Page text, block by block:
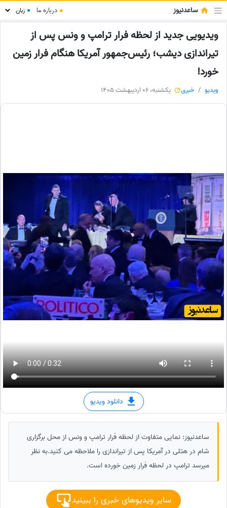
ساعدنیوز ● درباره ما ●
ویدیویی جدید از لحظه فرار ترامپ و ونس پس از
تیراندازی دیشب؛ رئیس‌جمهور آمریکا هنگام فرار زمین
خورد!
ویدیو خبری یکشنبه، 06 اردیبهشت 1405
دانلود ویدیو
ساعدنیوز: نمایی متفاوت از لحظه فرار ترامپ و ونس از محل برگزاری
شام در هتلی در آمریکا پس از تیراندازی را ملاحظه می کنید.به نظر
میرسد ترامپ در لحظه فرار زمین خورده است.
سایر ویدیوهای خبری را ببینید